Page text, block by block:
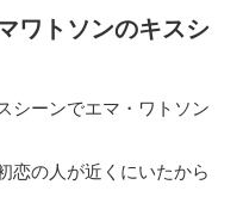
ワトソンのキスシ
シーンでエマ・ワトソン
恋の人が近くにいたから